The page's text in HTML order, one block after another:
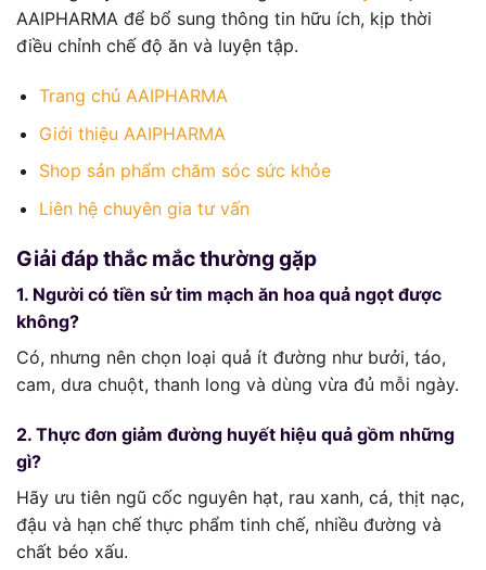
AAIPHARMA để bổ sung thông tin hữu ích, kịp thời
điều chỉnh chế độ ăn và luyện tập.
Trang chủ AAIPHARMA
Giới thiệu AAIPHARMA
Shop sản phẩm chăm sóc sức khỏe
Liên hệ chuyên gia tư vấn
Giải đáp thắc mắc thường gặp
1. Người có tiền sử tim mạch ăn hoa quả ngọt được
không?
Có, nhưng nên chọn loại quả ít đường như bưởi, táo,
cam, dưa chuột, thanh long và dùng vừa đủ mỗi ngày.
2. Thực đơn giảm đường huyết hiệu quả gồm những
gì?
Hãy ưu tiên ngũ cốc nguyên hạt, rau xanh, cá, thịt nạc,
đậu và hạn chế thực phẩm tinh chế, nhiều đường và
chất béo xấu.